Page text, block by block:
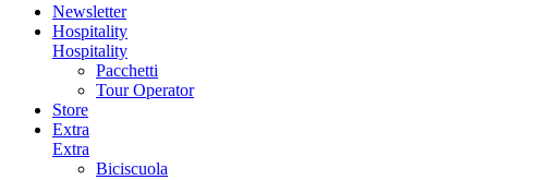
Newsletter
Hospitality
Hospitality
Pacchetti
Tour Operator
Store
Extra
Extra
Biciscuola